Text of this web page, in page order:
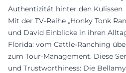
Authentizität hinter den Kulissen
Mit der TV-Reihe „Honky Tonk
und David Einblicke in ihren
Florida: vom Cattle-Ranching
zum Tour-Management. Diese
und Trustworthiness: Die